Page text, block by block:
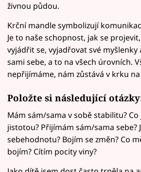
živnou půdou.
Krční mandle symbolizují
Je to naše schopnost, jak se
vyjádřit se, vyjadřovat své
sami sebe, a to na všech úrovních.
nepřijímáme, nám zůstává v krku
Položte si následující
Mám sám/sama v sobě stabilitu?
jistotou? Přijímám sám/sama sebe?
sebehodnotu? Bojím se změn? Co
bojím? Cítím pocity viny?